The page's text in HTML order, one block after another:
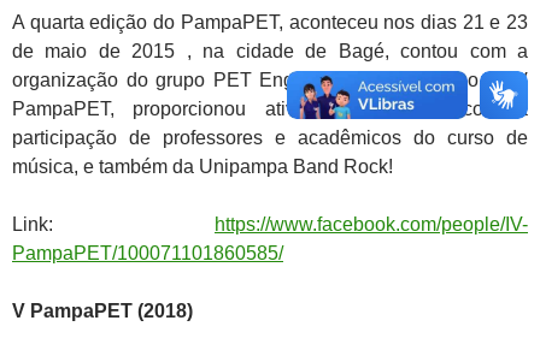
A quarta edição do PampaPET, aconteceu nos dias 21 e 23
de maio de 2015 , na cidade de Bagé, contou com a
organização do grupo PET Engenharias. Além disso, o IV
PampaPET, proporcionou atividadesculturais com a
participação de professores e acadêmicos do curso de
música, e também da Unipampa Band Rock!
Link:
https://www.facebook.com/people/IV-
PampaPET/100071101860585/
V PampaPET (2018)